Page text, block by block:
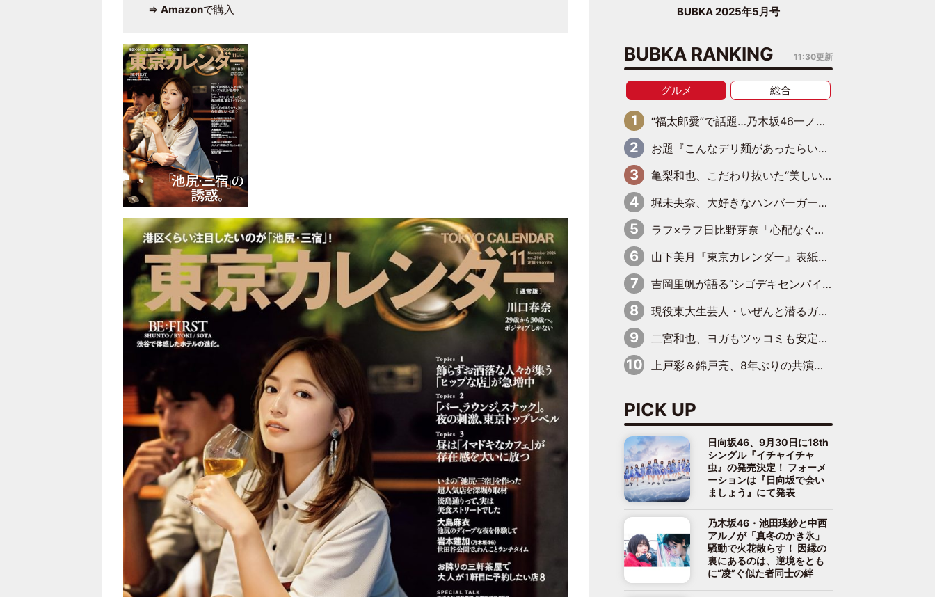
⇒ Amazonで購入 BUBKA 2025年5月号
BUBKA RANKING 11:30更新
グルメ 総合
“福太郎愛”で話題…乃木坂46一ノ瀬美空、地元福岡『めんべい25周年トップサポーター』に就任
お題『こんなデリ麺があったらいいな』、“大喜利アイドル”ラフ×ラフ日比野芽奈が出した回答は
亀梨和也、こだわり抜いた“美しいビール”完成 ピンクゴールドの色味にも想いを込めて
堀未央奈、大好きなハンバーガーに大喜び「ん～！めちゃくちゃジューシー！ 」
ラフ×ラフ日比野芽奈「心配なぐらい豚骨を感じていて…このまま握手会はちょっと厳しいかな」
山下美月『東京カレンダー』表紙を飾る！五百城茉央の朝食グラビアも
吉岡里帆が語る“シゴデキセンパイ”の素顔 現場ではカチッ、家ではふわふわ・もちもち
現役東大生芸人・いぜんと潜るガチ中華紀行――「牙籤肉」「焼猪腰」「錫紙龍蝦尾」これ読めますか？
二宮和也、ヨガもツッコミも安定感抜群 “腸さん”との掛け合いにほっこり新CM
上戸彩＆錦戸亮、8年ぶりの共演「別に変わんないよね」
PICK UP
日向坂46、9月30日に18th
シングル『イチャイチャ
虫』の発売決定！ フォーメ
ーションは『日向坂で会い
ましょう』にて発表
乃木坂46・池田瑛紗と中西
アルノが「真冬のかき氷」
騒動で火花散らす！ 因縁の
裏にあるのは、逆境をとも
に“凌”ぐ似た者同士の絆